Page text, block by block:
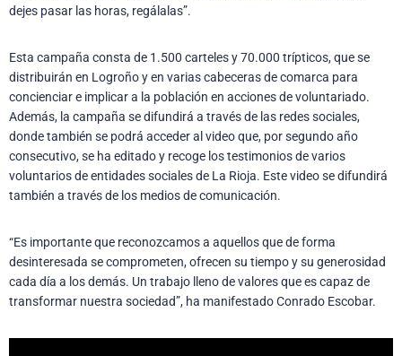
dejes pasar las horas, regálalas”.
Esta campaña consta de 1.500 carteles y 70.000 trípticos, que se
distribuirán en Logroño y en varias cabeceras de comarca para
concienciar e implicar a la población en acciones de voluntariado.
Además, la campaña se difundirá a través de las redes sociales,
donde también se podrá acceder al video que, por segundo año
consecutivo, se ha editado y recoge los testimonios de varios
voluntarios de entidades sociales de La Rioja. Este video se difundirá
también a través de los medios de comunicación.
“Es importante que reconozcamos a aquellos que de forma
desinteresada se comprometen, ofrecen su tiempo y su generosidad
cada día a los demás. Un trabajo lleno de valores que es capaz de
transformar nuestra sociedad”, ha manifestado Conrado Escobar.